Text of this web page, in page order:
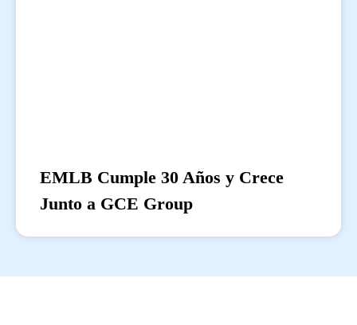
EMLB Cumple 30 Años y Crece
Junto a GCE Group